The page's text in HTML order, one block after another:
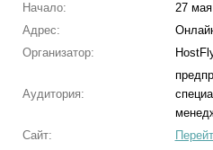
Начало:
27
Адрес:
Организатор:
Аудитория:
Сайт: